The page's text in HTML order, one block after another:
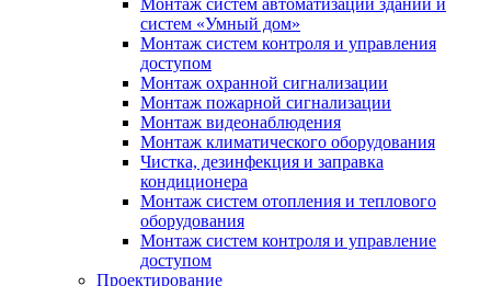
Монтаж систем автоматизации зданий и
систем «Умный дом»
Монтаж систем контроля и управления
доступом
Монтаж охранной сигнализации
Монтаж пожарной сигнализации
Монтаж видеонаблюдения
Монтаж климатического оборудования
Чистка, дезинфекция и заправка
кондиционера
Монтаж систем отопления и теплового
оборудования
Монтаж систем контроля и управление
доступом
Проектирование